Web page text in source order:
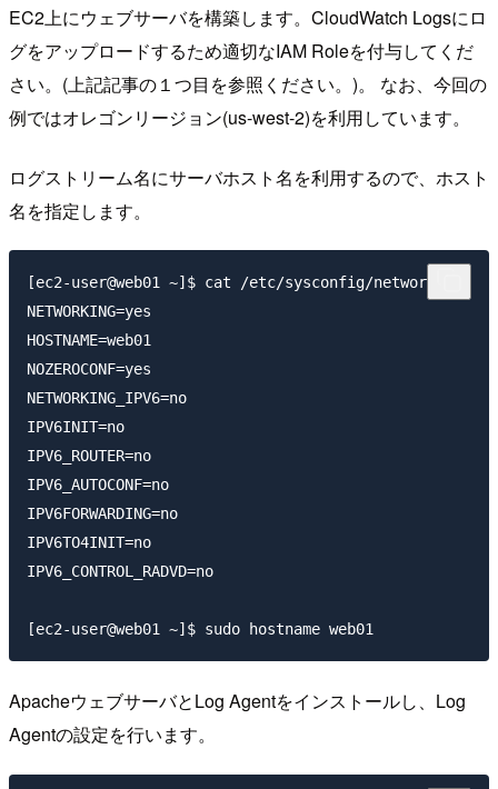
EC2上にウェブサーバを構築します。CloudWatch Logsにロ
グをアップロードするため適切なIAM Roleを付与してくだ
さい。(上記記事の１つ目を参照ください。)。 なお、今回の
例ではオレゴンリージョン(us-west-2)を利用しています。
ログストリーム名にサーバホスト名を利用するので、ホスト
名を指定します。
[ec2-user@web01 ~]$ cat /etc/sysconfig/network
NETWORKING=yes
HOSTNAME=web01
NOZEROCONF=yes
NETWORKING_IPV6=no
IPV6INIT=no
IPV6_ROUTER=no
IPV6_AUTOCONF=no
IPV6FORWARDING=no
IPV6TO4INIT=no
IPV6_CONTROL_RADVD=no
ApacheウェブサーバとLog Agentをインストールし、Log
Agentの設定を行います。